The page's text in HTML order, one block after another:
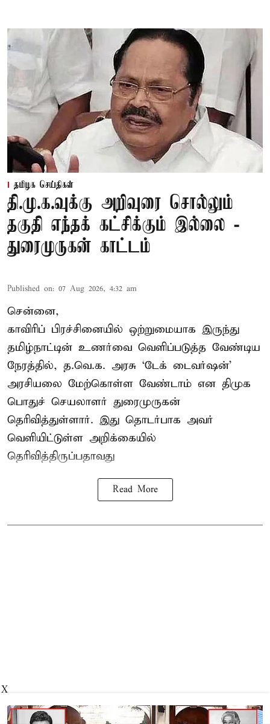
தமிழக செய்திகள்
தி.மு.க.வுக்கு அறிவுரை சொல்லும்
தகுதி எந்தக் கட்சிக்கும் இல்லை -
துரைமுருகன் காட்டம்
Published on: 07 Aug 2026, 4:32 am
சென்னை,
காவிரிப் பிரச்சினையில் ஒற்றுமையாக இருந்து
தமிழ்நாட்டின் உணர்வை வெளிப்படுத்த வேண்டிய
நேரத்தில், த.வெ.க. அரசு ‘டேக் டைவர்ஷன்’
அரசியலை மேற்கொள்ள வேண்டாம் என திமுக
பொதுச் செயலாளர் துரைமுருகன்
தெரிவித்துள்ளார். இது தொடர்பாக அவர்
வெளியிட்டுள்ள அறிக்கையில்
தெரிவித்திருப்பதாவது
Read More
X